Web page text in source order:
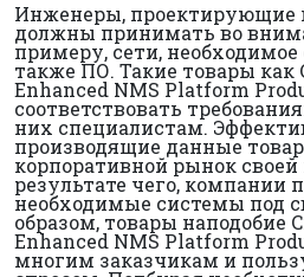
Инженеры, проектирующие
должны принимать во
примеру, сети, необходимое
также ПО. Такие товары как
Enhanced NMS Platform
соответствовать
них специалистам.
производящие данные
корпоративной рынок
результате чего, компании
необходимые системы под
образом, товары наподобие
Enhanced NMS Platform
многим заказчикам и